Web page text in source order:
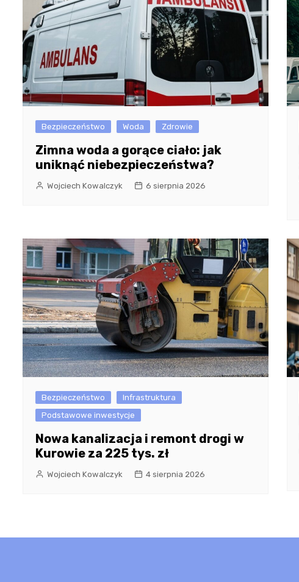
Bezpieczeństwo Woda Zdrowie
Zimna woda a gorące ciało: jak
uniknąć niebezpieczeństwa?
Wojciech Kowalczyk 6 sierpnia 2026
Bezpieczeństwo
Infrastruktura
Podstawowe inwestycje
Nowa kanalizacja i remont drogi w
Kurowie za 225 tys. zł
Wojciech Kowalczyk 4 sierpnia 2026